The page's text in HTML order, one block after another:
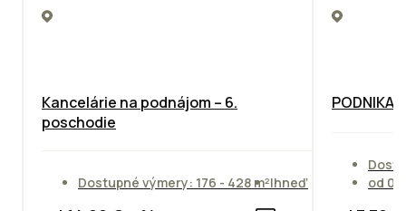
Kancelárie na podnájom – 6.
poschodie
Dostupné výmery: 176 - 428 m²Ihneď
od